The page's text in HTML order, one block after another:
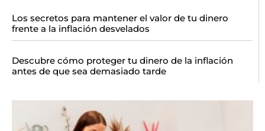
Los secretos para mantener el valor de tu dinero
frente a la inflación desvelados
Descubre cómo proteger tu dinero de la inflación
antes de que sea demasiado tarde